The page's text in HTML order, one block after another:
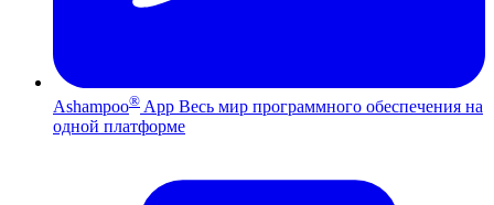
Ashampoo® App Весь мир программного обеспечения на
одной платформе